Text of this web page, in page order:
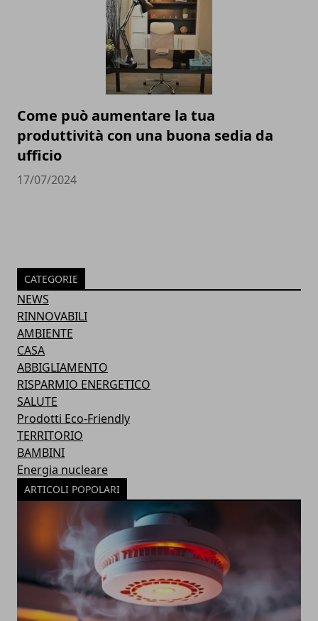
Come può aumentare la tua
produttività con una buona sedia da
ufficio
17/07/2024
CATEGORIE
NEWS
RINNOVABILI
AMBIENTE
CASA
ABBIGLIAMENTO
RISPARMIO ENERGETICO
SALUTE
Prodotti Eco-Friendly
TERRITORIO
BAMBINI
Energia nucleare
ARTICOLI POPOLARI